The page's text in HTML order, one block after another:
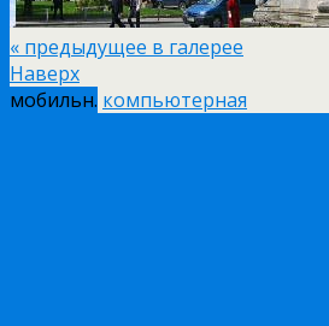
« предыдущее в галерее
Наверх
мобильн. компьютерная